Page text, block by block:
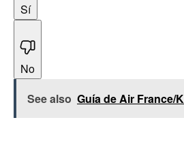
Sí
No
See also Guía de Air France/